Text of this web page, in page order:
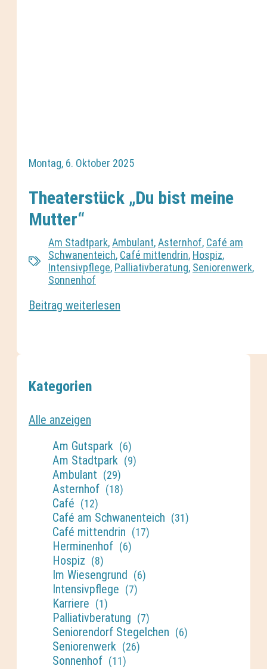
Montag, 6. Oktober 2025
Theaterstück „Du bist meine
Mutter“
Am Stadtpark,Ambulant,Asternhof, Café am
Schwanenteich, Café mittendrin, Hospiz,
Intensivpflege, Palliativberatung, Seniorenwerk,
Sonnenhof
Beitrag weiterlesen
Kategorien
Alle anzeigen
Am Gutspark (6)
Am Stadtpark (9)
Ambulant (29)
Asternhof (18)
Café (12)
Café am Schwanenteich (31)
Café mittendrin (17)
Herminenhof (6)
Hospiz (8)
Im Wiesengrund (6)
Intensivpflege (7)
Karriere (1)
Palliativberatung (7)
Seniorendorf Stegelchen (6)
Seniorenwerk (26)
Sonnenhof (11)